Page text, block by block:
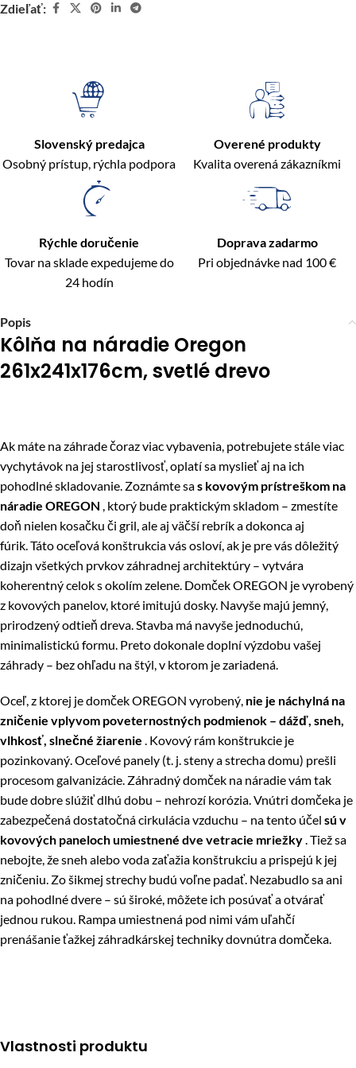
Zdieľať:
Slovenský predajca
Osobný prístup, rýchla podpora
Overené produkty
Kvalita overená zákazníkmi
Rýchle doručenie
Tovar na sklade expedujeme do
24 hodín
Doprava zadarmo
Pri objednávke nad 100 €
Popis
Kôlňa na náradie Oregon
261x241x176cm, svetlé drevo
Ak máte na záhrade čoraz viac vybavenia, potrebujete stále viac
vychytávok na jej starostlivosť, oplatí sa myslieť aj na ich
pohodlné skladovanie. Zoznámte sas kovovým prístreškom na
náradie OREGON , ktorý bude praktickým skladom – zmestíte
doň nielen kosačku či gril, ale aj väčší rebrík a dokonca aj
fúrik. Táto oceľová konštrukcia vás osloví, ak je pre vás dôležitý
dizajn všetkých prvkov záhradnej architektúry – vytvára
koherentný celok s okolím zelene. Domček OREGON je vyrobený
z kovových panelov, ktoré imitujú dosky. Navyše majú jemný,
prirodzený odtieň dreva. Stavba má navyše jednoduchú,
minimalistickú formu. Preto dokonale doplní výzdobu vašej
záhrady – bez ohľadu na štýl, v ktorom je zariadená.
Oceľ, z ktorej je domček OREGON vyrobený, nie je náchylná na
zničenie vplyvom poveternostných podmienok – dážď, sneh,
vlhkosť, slnečné žiarenie . Kovový rám konštrukcie je
pozinkovaný. Oceľové panely (t. j. steny a strecha domu) prešli
procesom galvanizácie. Záhradný domček na náradie vám tak
bude dobre slúžiť dlhú dobu – nehrozí korózia. Vnútri domčeka je
zabezpečená dostatočná cirkulácia vzduchu – na tento účel sú v
kovových paneloch umiestnené dve vetracie mriežky. Tiež sa
nebojte, že sneh alebo voda zaťažia konštrukciu a prispejú k jej
zničeniu. Zo šikmej strechy budú voľne padať. Nezabudlo sa ani
na pohodlné dvere – sú široké, môžete ich posúvať a otvárať
jednou rukou. Rampa umiestnená pod nimi vám uľahčí
prenášanie ťažkej záhradkárskej techniky dovnútra domčeka.
Vlastnosti produktu